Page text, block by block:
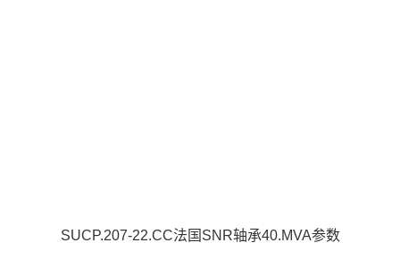
SUCP.207-22.CC法国SNR轴承40.MVA参数